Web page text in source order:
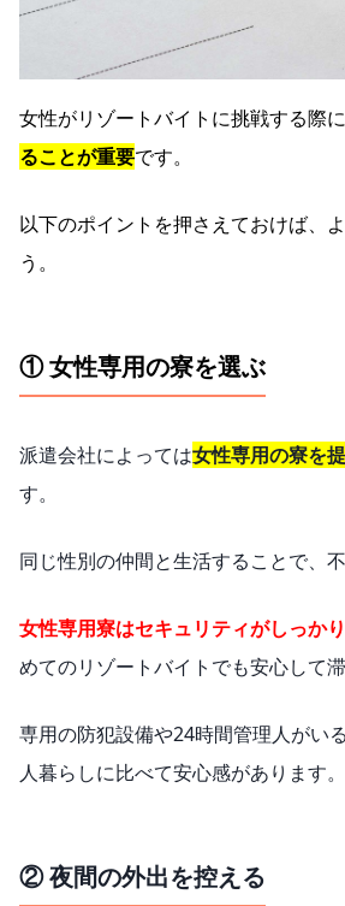
女性がリゾートバイトに挑戦する際
ることが重要です。
以下のポイントを押さえておけば、
う。
① 女性専用の寮を選ぶ
派遣会社によっては女性専用の寮を
す。
同じ性別の仲間と生活することで、
女性専用寮はセキュリティがしっか
めてのリゾートバイトでも安心して
専用の防犯設備や24時間管理人がい
人暮らしに比べて安心感があります。
② 夜間の外出を控える